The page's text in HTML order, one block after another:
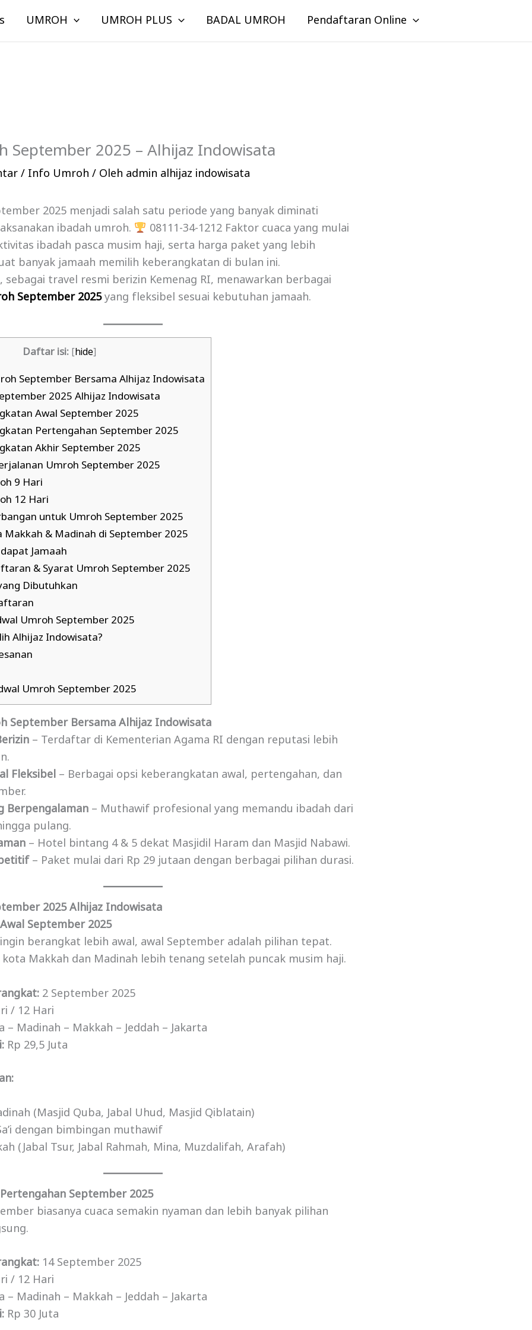
UMROH UMROH PLUS BADAL UMROH Pendaftaran Online
September 2025 – Alhijaz Indowisata
/ Info Umroh / Oleh admin alhijaz indowisata
2025 menjadi salah satu periode yang banyak diminati
ibadah umroh.
08111-34-1212 Faktor cuaca yang mulai
ibadah pasca musim haji, serta harga paket yang lebih
banyak jamaah memilih keberangkatan di bulan ini.
sebagai travel resmi berizin Kemenag RI, menawarkan berbagai
September 2025yang fleksibel sesuai kebutuhan jamaah.
Daftar isi: [hide]
September Bersama Alhijaz Indowisata
2025 Alhijaz Indowisata
Awal September 2025
Pertengahan September 2025
Akhir September 2025
Umroh September 2025
9 Hari
12 Hari
untuk Umroh September 2025
Makkah & Madinah di September 2025
Jamaah
& Syarat Umroh September 2025
Dibutuhkan
Umroh September 2025
Alhijaz Indowisata?
Umroh September 2025
September Bersama Alhijaz Indowisata
– Terdaftar di Kementerian Agama RI dengan reputasi lebih
Fleksibel – Berbagai opsi keberangkatan awal, pertengahan, dan
Berpengalaman – Muthawif profesional yang memandu ibadah dari
pulang.
– Hotel bintang 4 & 5 dekat Masjidil Haram dan Masjid Nabawi.
– Paket mulai dari Rp 29 jutaan dengan berbagai pilihan durasi.
2025 Alhijaz Indowisata
September 2025
berangkat lebih awal, awal September adalah pilihan tepat.
kota Makkah dan Madinah lebih tenang setelah puncak musim haji.
2 September 2025
/ 12 Hari
– Madinah – Makkah – Jeddah – Jakarta
Rp 29,5 Juta
(Masjid Quba, Jabal Uhud, Masjid Qiblatain)
dengan bimbingan muthawif
(Jabal Tsur, Jabal Rahmah, Mina, Muzdalifah, Arafah)
September 2025
biasanya cuaca semakin nyaman dan lebih banyak pilihan
14 September 2025
/ 12 Hari
– Madinah – Makkah – Jeddah – Jakarta
Rp 30 Juta